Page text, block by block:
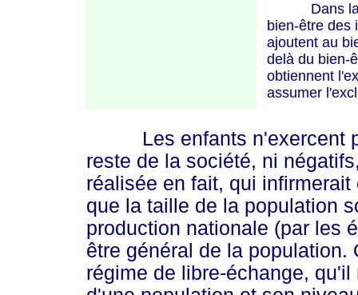
Dans la
bien-être des
ajoutent au
delà du bien-
obtiennent
assumer
Les enfants n'exercent
reste de la société, ni
réalisée en fait, qui
que la taille de la population
production nationale (par les
être général de la population.
régime de libre-échange,